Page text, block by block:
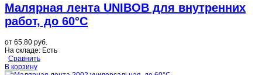
Малярная лента UNIBOB для внутренних
работ, до 60°C
от 65.80 руб.
На складе: Есть
Сравнить
В корзину